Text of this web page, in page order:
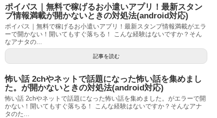
ポイパス｜無料で稼げるお小遣いアプリ！最新スタン
プ情報満載が開かないときの対処法(android対応)
ポイパス｜無料で稼げるお小遣いアプリ！最新スタンプ情報満載がエラ
ーで開かない！開いてもすぐ落ちる！ こんな経験はないですか？そん
なアナタの...
記事を読む
怖い話 2chやネットで話題になった怖い話を集めまし
た。が開かないときの対処法(android対応)
怖い話 2chやネットで話題になった怖い話を集めました。がエラーで開
かない！開いてもすぐ落ちる！ こんな経験はないですか？そんなアナ
タのた...